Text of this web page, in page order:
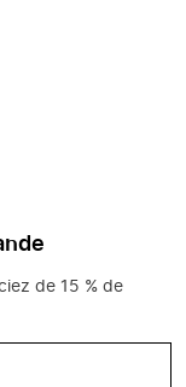
de 15 % de